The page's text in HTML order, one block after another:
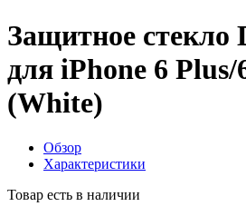
Защитное стекло
для iPhone 6 Plus/
(White)
Обзор
Характеристики
Товар есть в наличии